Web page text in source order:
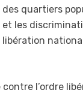
quartiers
les
l’ordre